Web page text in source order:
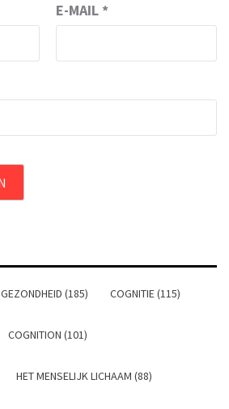
E-MAIL *
GEZONDHEID (185) COGNITIE (115)
COGNITION (101)
HET MENSELIJK LICHAAM (88)